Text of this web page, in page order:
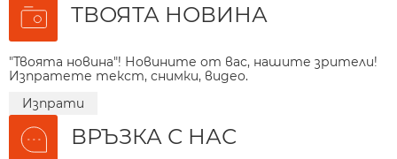
ТВОЯТА НОВИНА
"Твоята новина"! Новините от вас, нашите зрители!
Изпратете текст, снимки, видео.
Изпрати
ВРЪЗКА С НАС